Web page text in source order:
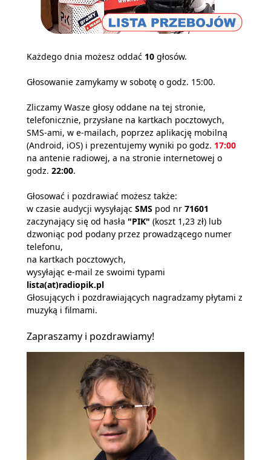
Każdego dnia możesz oddać 10 głosów.
Głosowanie zamykamy w sobotę o godz. 15:00.
Zliczamy Wasze głosy oddane na tej stronie,
telefonicznie, przysłane na kartkach pocztowych,
SMS-ami, w e-mailach, poprzez aplikację mobilną
(Android, iOS) i prezentujemy wyniki po godz. 17:00
na antenie radiowej, a na stronie internetowej o
godz. 22:00.
Głosować i pozdrawiać możesz także:
w czasie audycji wysyłając SMS pod nr 71601
zaczynający się od hasła "PIK" (koszt 1,23 zł) lub
dzwoniąc pod podany przez prowadzącego numer
telefonu,
na kartkach pocztowych,
wysyłając e-mail ze swoimi typami
lista(at)radiopik.pl
Głosujących i pozdrawiających nagradzamy płytami z
muzyką i filmami.
Zapraszamy i pozdrawiamy!